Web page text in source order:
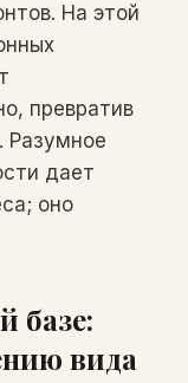
На этой
превратив
Разумное
дает
оно
базе:
вида